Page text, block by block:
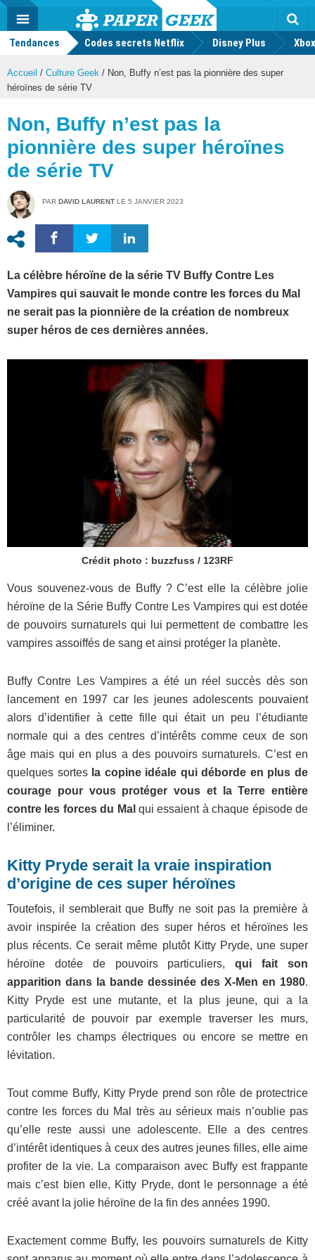
Actu
geek
MENU
Tendances Codes secrets Netflix Disney Plus
Accueil / Culture Geek / Non, Buffy n’est pas la pionnière des super
héroïnes de série TV
Non, Buffy n’est pas la
pionnière des super héroïnes
de série TV
PAR DAVID LAURENT LE 5 JANVIER 2023
La célèbre héroïne de la série TV Buffy Contre Les
Vampires qui sauvait le monde contre les forces du Mal
ne serait pas la pionnière de la création de nombreux
super héros de ces dernières années.
Crédit photo : buzzfuss / 123RF
Vous souvenez-vous de Buffy ? C’est elle la célèbre jolie
héroïne de la Série Buffy Contre Les Vampires qui est dotée
de pouvoirs surnaturels qui lui permettent de combattre les
vampires assoiffés de sang et ainsi protéger la planète.
Buffy Contre Les Vampires a été un réel succès dès son
lancement en 1997 car les jeunes adolescents pouvaient
alors d’identifier à cette fille qui était un peu l’étudiante
normale qui a des centres d’intérêts comme ceux de son
âge mais qui en plus a des pouvoirs surnaturels. C’est en
quelques sortes la copine idéale qui déborde en plus de
courage pour vous protéger vous et la Terre entière
contre les forces du Mal qui essaient à chaque épisode de
l’éliminer.
Kitty Pryde serait la vraie inspiration
d’origine de ces super héroïnes
Toutefois, il semblerait que Buffy ne soit pas la première à
avoir inspirée la création des super héros et héroïnes les
plus récents. Ce serait même plutôt Kitty Pryde, une super
héroïne dotée de pouvoirs particuliers,qui fait son
apparition dans la bande dessinée des X-Men en 1980.
Kitty Pryde est une mutante, et la plus jeune, qui a la
particularité de pouvoir par exemple traverser les murs,
contrôler les champs électriques ou encore se mettre en
lévitation.
Tout comme Buffy, Kitty Pryde prend son rôle de protectrice
contre les forces du Mal très au sérieux mais n’oublie pas
qu’elle reste aussi une adolescente. Elle a des centres
d’intérêt identiques à ceux des autres jeunes filles, elle aime
profiter de la vie. La comparaison avec Buffy est frappante
mais c’est bien elle, Kitty Pryde, dont le personnage a été
créé avant la jolie héroïne de la fin des années 1990.
Exactement comme Buffy, les pouvoirs surnaturels de Kitty
Mode
FacebookTwitter Youtube